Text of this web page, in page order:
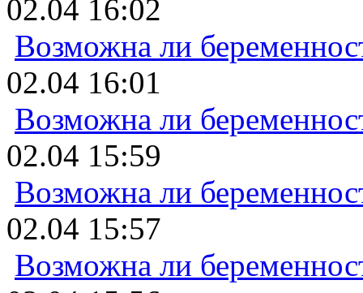
02.04 16:02
Возможна ли
02.04 16:01
Возможна ли
02.04 15:59
Возможна ли
02.04 15:57
Возможна ли